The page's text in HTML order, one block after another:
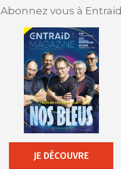
Abonnez vous à Entraid
JE DÉCOUVRE